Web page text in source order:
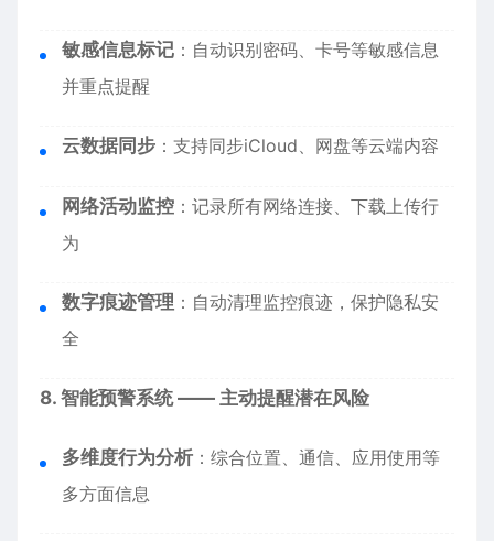
敏感信息标记 ：自动识别密码、卡号等敏感信息
并重点提醒
云数据同步 ：支持同步iCloud、网盘等云端内容
网络活动监控 ：记录所有网络连接、下载上传行
为
数字痕迹管理 ：自动清理监控痕迹，保护隐私安
全
8. 智能预警系统 —— 主动提醒潜在风险
多维度行为分析 ：综合位置、通信、应用使用等
多方面信息